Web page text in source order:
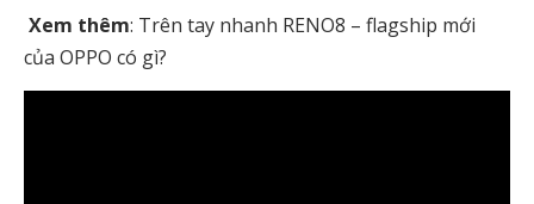
Xem thêm: Trên tay nhanh RENO8 – flagship mới
của OPPO có gì?